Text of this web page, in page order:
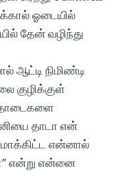
ஓடையில்
தேன் வழிந்து
ஆட்டி நிமிண்டி
குழிக்குள்
தொடைகளை
தாடா என்
என்னால்
என்று என்னை